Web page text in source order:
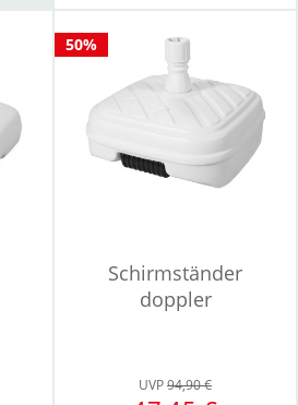
50%
Schirmständer
doppler
UVP94,90 €